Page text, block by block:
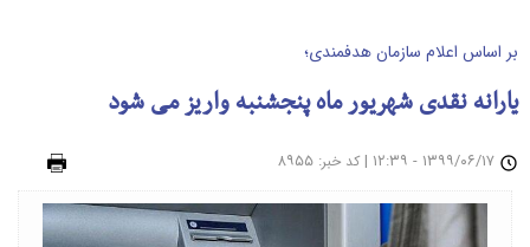
بر اساس اعلام سازمان هدفمندی؛
یارانه نقدی شهریور ماه پنجشنبه واریز می شود
| کد خبر: ۸۹۵۵